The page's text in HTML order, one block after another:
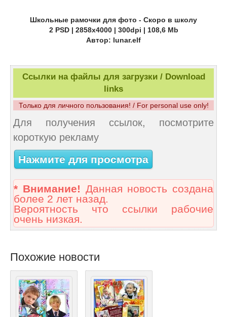
Школьные рамочки для фото - Скоро в школу
2 PSD | 2858х4000 | 300dpi | 108,6 Mb
Автор: lunar.elf
Ссылки на файлы для загрузки / Download
links
Только для личного пользования! / For personal use only!
Для получения ссылок, посмотрите
короткую рекламу
Нажмите для просмотра
* Внимание! Данная новость создана
более 2 лет назад.
Вероятность что ссылки рабочие
очень низкая.
Похожие новости